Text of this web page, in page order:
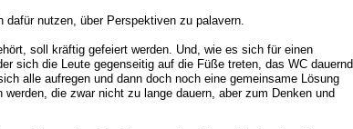
dafür nutzen, über Perspektiven zu palavern.
soll kräftig gefeiert werden. Und, wie es sich für einen
sich die Leute gegenseitig auf die Füße treten, das WC dauernd
alle aufregen und dann doch noch eine gemeinsame Lösung
die zwar nicht zu lange dauern, aber zum Denken und